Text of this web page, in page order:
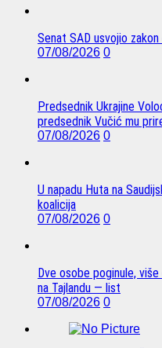
Senat SAD usvojio
07/08/2026 0
Predsednik Ukrajine
predsednik Vučić mu
07/08/2026 0
U napadu Huta na
koalicija
07/08/2026 0
Dve osobe poginule,
na Tajlandu — list
07/08/2026 0